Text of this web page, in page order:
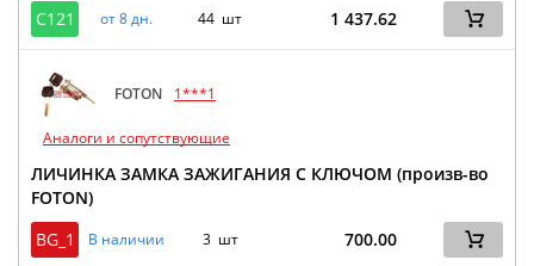
C121 от 8 дн. 44 шт 1 437.62
FOTON 1***1
Аналоги и сопутствующие
ЛИЧИНКА ЗАМКА ЗАЖИГАНИЯ С КЛЮЧОМ (произв-во
FOTON)
BG_1
В наличии 3 шт 700.00